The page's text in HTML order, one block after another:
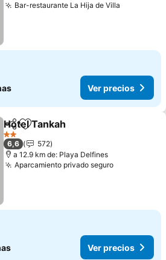
Bar-restaurante La Hija de Villa
Ver precios
CompartirAgregar a favoritos
Hotel Tankah
2 Estrellas
6,6
572
a 12.9 km de: Playa Delfines
Aparcamiento privado seguroVer precios
Ver precios